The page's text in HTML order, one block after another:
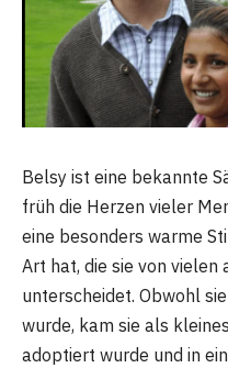
Belsy ist eine bekannte
früh die Herzen vieler
eine besonders warme
Art hat, die sie von vielen
unterscheidet. Obwohl
wurde, kam sie als
adoptiert wurde und in